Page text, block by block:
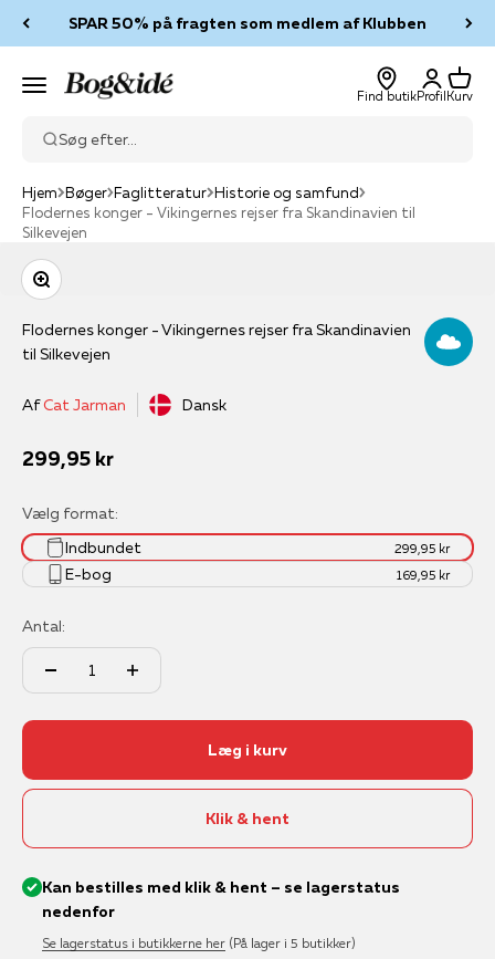
SPAR 50% på fragten som medlem af Klubben
Menu Bog & idé
Find butik
Log ind
Profil
Kurv
Kurv
Søg efter...
Hjem Bøger Faglitteratur Historie og samfund
Flodernes konger - Vikingernes rejser fra Skandinavien til
Silkevejen
Zoom
Flodernes konger - Vikingernes rejser fra Skandinavien
til Silkevejen
AfCat Jarman Dansk
Salgspris
299,95 kr
Vælg format:
Indbundet
299,95 kr
E-bog 169,95 kr
Antal:
Læg i kurv
Klik & hent
Kan bestilles med klik & hent – se lagerstatus
nedenfor
Se lagerstatus i butikkerne her (På lager i 5 butikker)